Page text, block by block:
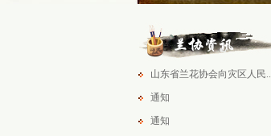
山东省兰花协会向灾区人民..
通知
通知